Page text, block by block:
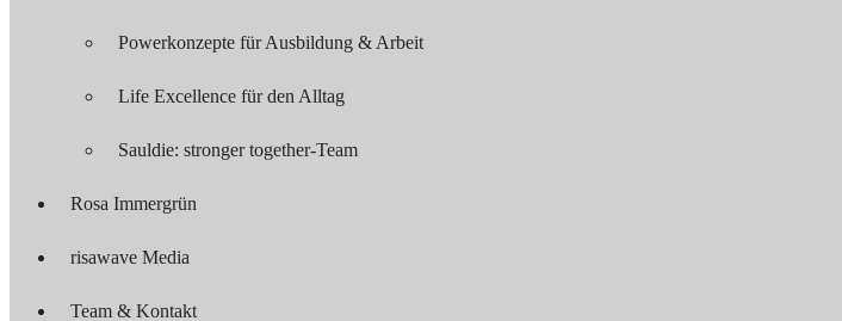
Powerkonzepte für Ausbildung & Arbeit
Life Excellence für den Alltag
Sauldie: stronger together-Team
Rosa Immergrün
risawave Media
Team & Kontakt